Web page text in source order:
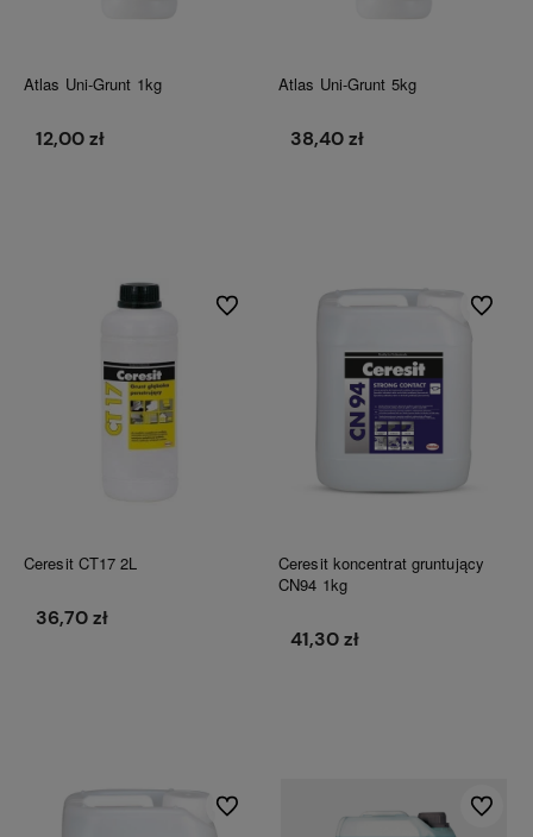
Atlas Uni-Grunt 1kg
12,00 zł
Atlas Uni-Grunt 5kg
38,40 zł
Ceresit CT17 2L
36,70 zł
Do ulubionych
Ceresit koncentrat gruntujący
CN94 1kg
41,30 zł
Do
Do ulubionych Do